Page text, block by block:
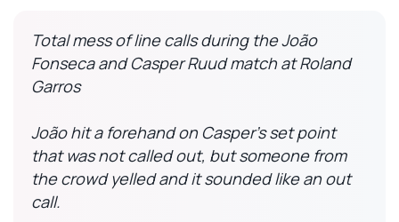
Total mess of line calls during the João
Fonseca and Casper Ruud match at Roland
Garros
João hit a forehand on Casper’s set point
that was not called out, but someone from
the crowd yelled and it sounded like an out
call.